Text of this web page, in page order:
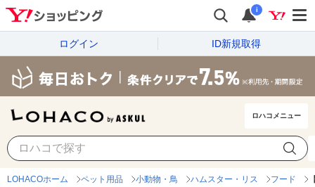
i
ログイン ID新規取得
ロハコメニュー
LOHACOホーム ペット用品 小動物・鳥 ハムスター・リス フード